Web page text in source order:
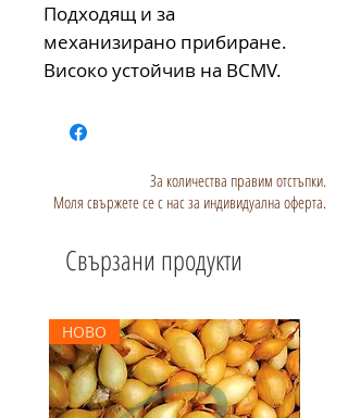
Подходящ и за
механизирано прибиране.
Високо устойчив на BCMV.
За количества правим отстъпки.
Моля свържете се с нас за индивидуална оферта.
Свързани продукти
НОВО